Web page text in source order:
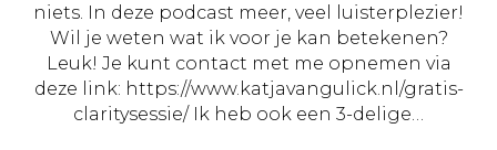
niets. In deze podcast meer, veel luisterplezier!
Wil je weten wat ik voor je kan betekenen?
Leuk! Je kunt contact met me opnemen via
deze link: https://www.katjavangulick.nl/gratis-
claritysessie/ Ik heb ook een 3-delige…